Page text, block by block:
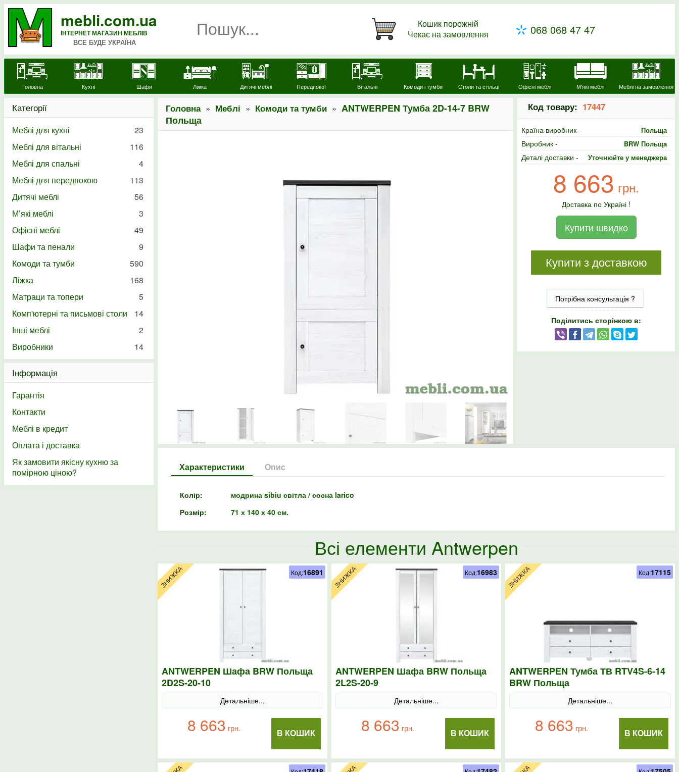
Кошик порожній
Чекає на замовлення
068 068 47 47
mebli.com.ua
ІНТЕРНЕТ МАГАЗИН МЕБЛІВ
ВСЕ БУДЕ УКРАЇНА
Головна Кухні Шафи Ліжка Дитячі меблі Передпокої Вітальні Комоди і тумби Столи та стільці Офісні меблі М'які меблі Меблі на замовлення
Головна» Меблі » Комоди та тумби » ANTWERPEN Тумба 2D-14-7 BRW
Польща
Код товару: 17447
Країна виробник - Польща
Виробник - BRW Польща
Деталі доставки - Уточнюйте у менеджера
8 663 грн.
Доставка по Україні !
Купити швидко
Купити з доставкою
Потрібна консультація ?
Поділитись сторінкою в:
Характеристики Опис
Колір:
модрина sibiu світла / сосна larico
Розмір:
71 х 140 х 40 см.
Всі елементи Antwerpen
ANTWERPEN Шафа BRW Польща
2D2S-20-10
Детальніше...
В КОШИК
8 663 грн.
Код:16891
ANTWERPEN Шафа BRW Польща
2L2S-20-9
Детальніше...
В КОШИК
8 663 грн.
Код:16983
ANTWERPEN Тумба ТВ RTV4S-6-14
BRW Польща
Детальніше...
В КОШИК
8 663 грн.
Код:17115
Категорії
Меблі для кухні
23
Меблі для вітальні
116
Меблі для спальні
4
Меблі для передпокою
113
Дитячі меблі
56
М’які меблі
3
Офісні меблі
49
Шафи та пенали
9
Комоди та тумби
590
Ліжка
168
Матраци та топери
5
Комп'ютерні та письмові столи
14
Інші меблі
2
Виробники
14
Інформація
Гарантія
Контакти
Меблі в кредит
Оплата і доставка
Як замовити якісну кухню за
помірною ціною?